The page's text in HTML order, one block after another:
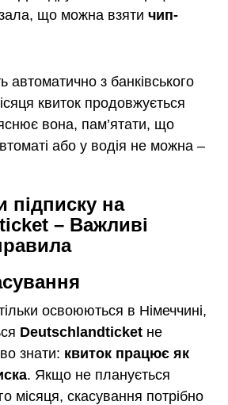
що можна взяти чип-
автоматично з банківського
квиток продовжується
вона, пам’ятати, що
або у водія не можна –
підписку на
– Важливі
освоюються в Німеччині,
Deutschlandticket не
знати: квиток працює як
. Якщо не планується
місяця, скасування потрібно